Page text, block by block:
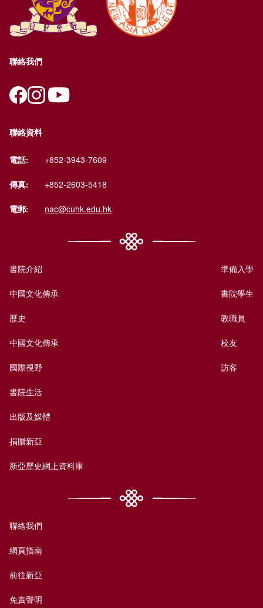
聯絡我們
聯絡資料
電話: +852-3943-7609
傳真: +852-2603-5418
電郵: nac@cuhk.edu.hk
書院介紹
中國文化傳承
歷史
中國文化傳承
國際視野
書院生活
出版及媒體
捐贈新亞
新亞歷史網上資料庫
準備入學
書院學生
教職員
校友
訪客
聯絡我們
網頁指南
前往新亞
免責聲明